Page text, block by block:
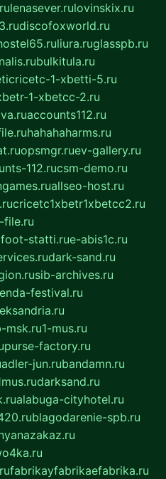
lenasever.rulovinskix.ru
discofoxworld.ru
liura.ruglasspb.ru
bulkitula.ru
1-xbetti-5.ru
1-xbetcc-2.ru
accounts112.ru
hahahaharms.ru
opsmgr.ruev-gallery.ru
112.rucsm-demo.ru
allseo-host.ru
cricetc1xbetr1xbetcc2.ru
file.ru
statti.rue-abis1c.ru
dark-sand.ru
sib-archives.ru
festival.ru
msk.ru1-mus.ru
purse-factory.ru
adler-jun.rubandamn.ru
darksand.ru
alabuga-cityhotel.ru
blagodarenie-spb.ru
fabrikayfabrikaefabrika.ru